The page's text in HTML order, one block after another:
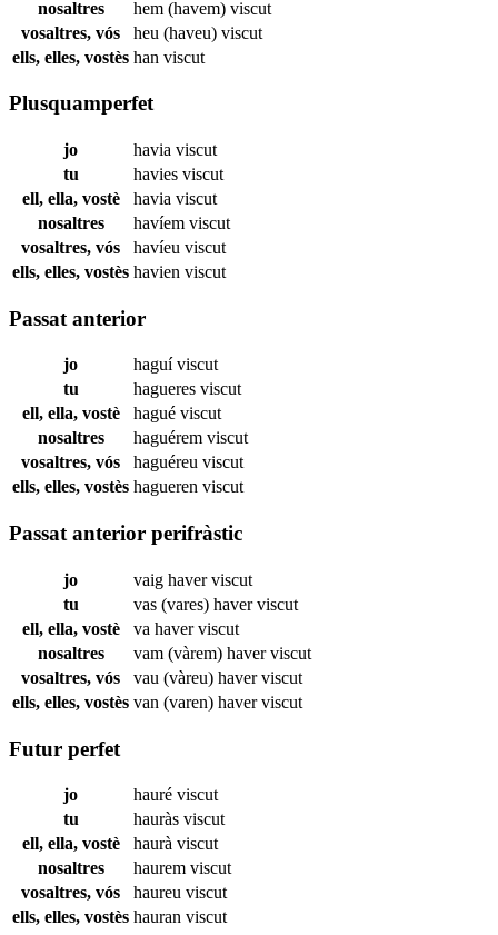
nosaltres
hem (havem) viscut
vosaltres, vós
heu (haveu) viscut
ells, elles, vostès han viscut
Plusquamperfet
jo havia viscut
tu
havies viscut
ell, ella, vostè
havia viscut
nosaltres
havíem viscut
vosaltres, vós
havíeu viscut
ells, elles, vostès havien viscut
Passat anterior
jo haguíviscut
tu
hagueres viscut
ell, ella, vostè
hagué viscut
nosaltres
haguérem viscut
vosaltres, vós
haguéreu viscut
ells, elles, vostès hagueren viscut
Passat anterior perifràstic
jo vaig haverviscut
tu
vas (vares) haverviscut
ell, ella, vostè
va haverviscut
nosaltres
vam (vàrem) haverviscut
vosaltres, vós
vau (vàreu) haverviscut
ells, elles, vostès van (varen) haverviscut
Futur perfet
jo hauré viscut
tu
hauràs viscut
ell, ella, vostè
haurà viscut
nosaltres
haurem viscut
vosaltres, vós
haureu viscut
ells, elles, vostès hauran viscut